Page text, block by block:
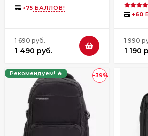
+75 БАЛЛОВ!
1 690 руб.
1 490 руб.
+60
1 990
1 190
-39%
Рекомендуем! 🔥